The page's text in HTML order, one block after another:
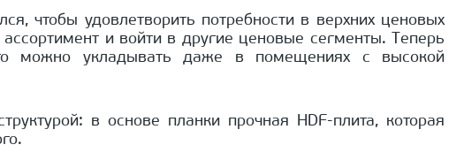
чтобы удовлетворить потребности в верхних ценовых
и войти в другие ценовые сегменты. Теперь
можно укладывать даже в помещениях с высокой
в основе планки прочная HDF-плита, которая